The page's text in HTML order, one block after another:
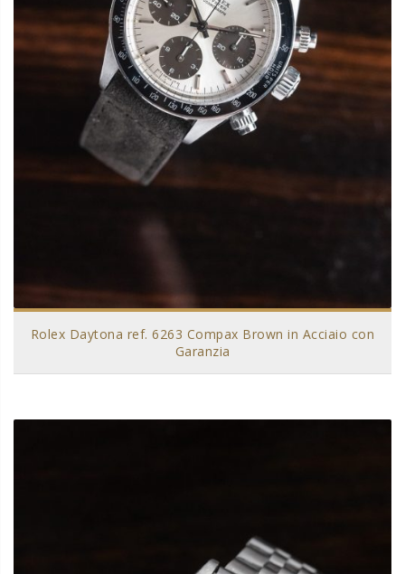
Rolex Daytona ref. 6263 Compax Brown in Acciaio con
Garanzia